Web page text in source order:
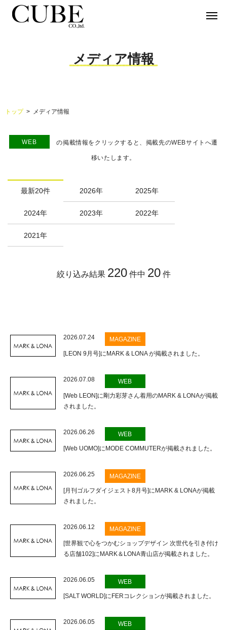
メディア情報
トップ メディア情報
WEB の掲載情報をクリックすると、掲載先のWEBサイトへ遷
移いたします。
最新20件 2026年 2025年
2024年 2023年 2022年
2021年
絞り込み結果 220件中 20件
2026.07.24
MAGAZINE
[LEON 9月号]にMARK & LONA が掲載されました。
2026.07.08
WEB
[Web LEON]に剛力彩芽さん着用のMARK & LONAが掲載
されました。
2026.06.26
WEB
[Web UOMO]にMODE COMMUTERが掲載されました。
2026.06.25
MAGAZINE
[月刊ゴルフダイジェスト8月号]にMARK & LONAが掲載
されました。
2026.06.12
MAGAZINE
[世界観で心をつかむショップデザイン 次世代を引き付け
る店舗102]にMARK＆LONA青山店が掲載されました。
2026.06.05
WEB
[SALT WORLD]にFERコレクションが掲載されました。
2026.06.05
WEB